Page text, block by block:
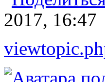
2017, 16:47